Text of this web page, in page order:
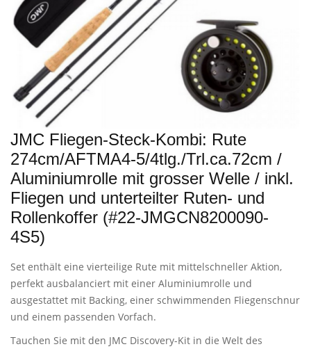
JMC Fliegen-Steck-Kombi: Rute
274cm/AFTMA4-5/4tlg./Trl.ca.72cm /
Aluminiumrolle mit grosser Welle / inkl.
Fliegen und unterteilter Ruten- und
Rollenkoffer (#22-JMGCN8200090-
4S5)
Set enthält eine vierteilige Rute mit mittelschneller Aktion,
perfekt ausbalanciert mit einer Aluminiumrolle und
ausgestattet mit Backing, einer schwimmenden Fliegenschnur
und einem passenden Vorfach.
Tauchen Sie mit den JMC Discovery-Kit in die Welt des